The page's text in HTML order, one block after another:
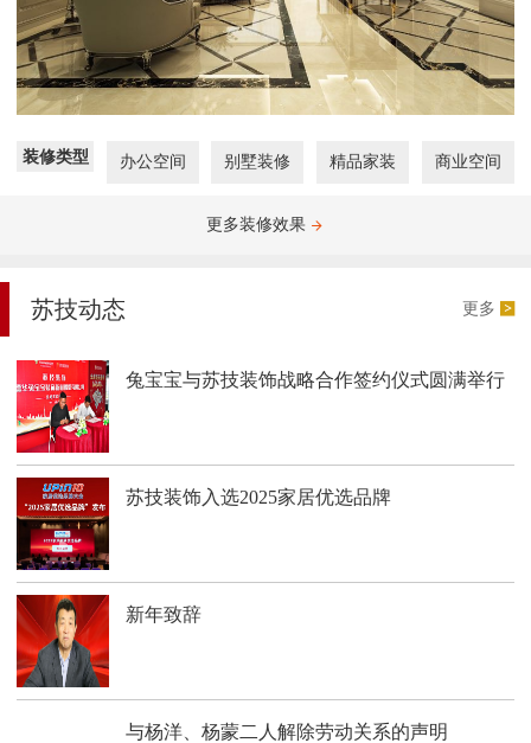
装修类型 办公空间 别墅装修 精品家装 商业空间
更多装修效果
苏技动态 更多
兔宝宝与苏技装饰战略合作签约仪式圆满举行
苏技装饰入选2025家居优选品牌
新年致辞
与杨洋、杨蒙二人解除劳动关系的声明